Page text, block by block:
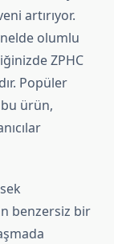
artırıyor.
olumlu
ZPHC
Popüler
ürün,
benzersiz bir